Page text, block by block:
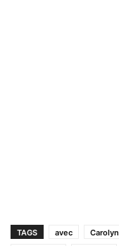
TAGS avec Carolyn